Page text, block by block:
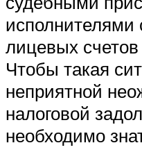
исполнителями
лицевых
Чтобы такая
неприятной
налоговой
необходимо